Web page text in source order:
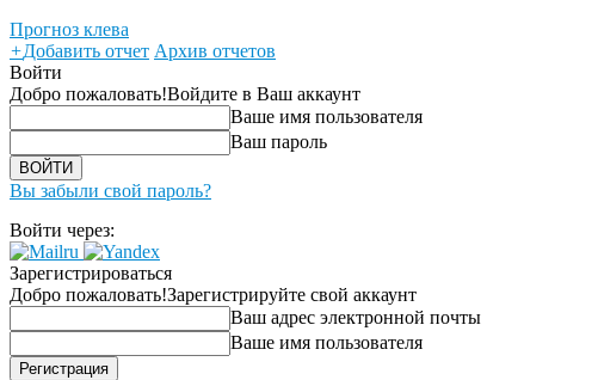
Прогноз клева
+Добавить отчет Архив отчетов
Войти
Добро пожаловать!Войдите в Ваш аккаунт
Ваше имя пользователя
Ваш пароль
Вы забыли свой пароль?
Войти через:
Зарегистрироваться
Добро пожаловать!Зарегистрируйте свой аккаунт
Ваш адрес электронной почты
Ваше имя пользователя